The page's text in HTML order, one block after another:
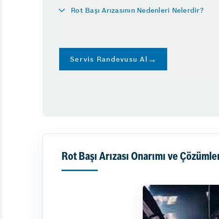
Rot Başı Arızasının Nedenleri Nelerdir?
Servis Randevusu Al
Rot Başı Arızası Onarımı ve